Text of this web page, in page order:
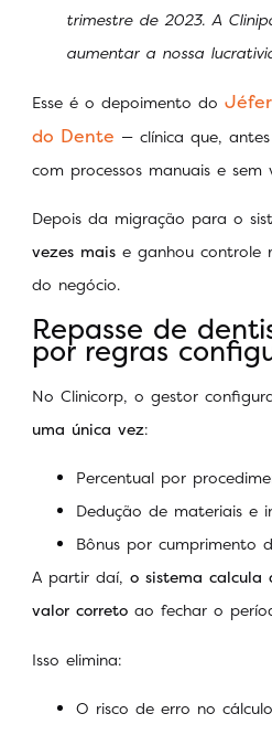
trimestre de 2023. A
aumentar a nossa
Esse é o depoimento do
do Dente — clínica que,
com processos manuais e sem
Depois da migração para o
vezes mais e ganhou controle
do negócio.
Repasse de
por regras
No Clinicorp, o gestor
uma única vez:
Percentual por
Dedução de materiais e
Bônus por cumprimento
A partir daí, o sistema calcula
valor correto ao fechar o
Isso elimina:
O risco de erro no